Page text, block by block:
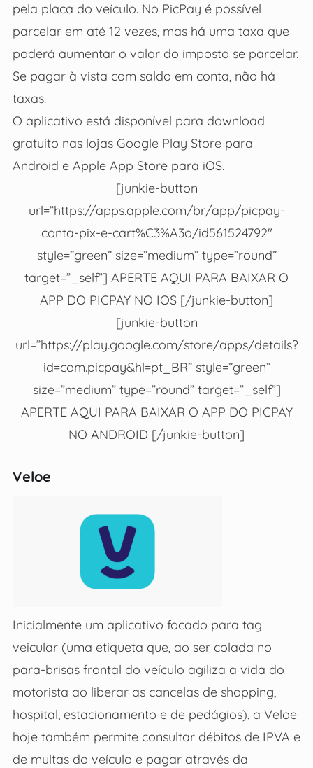
pela placa do veículo. No PicPay é possível
parcelar em até 12 vezes, mas há uma taxa que
poderá aumentar o valor do imposto se parcelar.
Se pagar à vista com saldo em conta, não há
taxas.
O aplicativo está disponível para download
gratuito nas lojas Google Play Store para
Android e Apple App Store para iOS.
[junkie-button
url=”https://apps.apple.com/br/app/picpay-
conta-pix-e-cart%C3%A3o/id561524792″
style=”green” size=”medium” type=”round”
target=”_self”] APERTE AQUI PARA BAIXAR O
APP DO PICPAY NO IOS [/junkie-button]
[junkie-button
url=”https://play.google.com/store/apps/details?
id=com.picpay&hl=pt_BR” style=”green”
size=”medium” type=”round” target=”_self”]
APERTE AQUI PARA BAIXAR O APP DO PICPAY
NO ANDROID [/junkie-button]
Veloe
Inicialmente um aplicativo focado para tag
veicular (uma etiqueta que, ao ser colada no
para-brisas frontal do veículo agiliza a vida do
motorista ao liberar as cancelas de shopping,
hospital, estacionamento e de pedágios), a Veloe
hoje também permite consultar débitos de IPVA e
de multas do veículo e pagar através da